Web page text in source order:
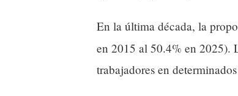
En la última década, la
en 2015 al 50.4% en 2025).
trabajadores en